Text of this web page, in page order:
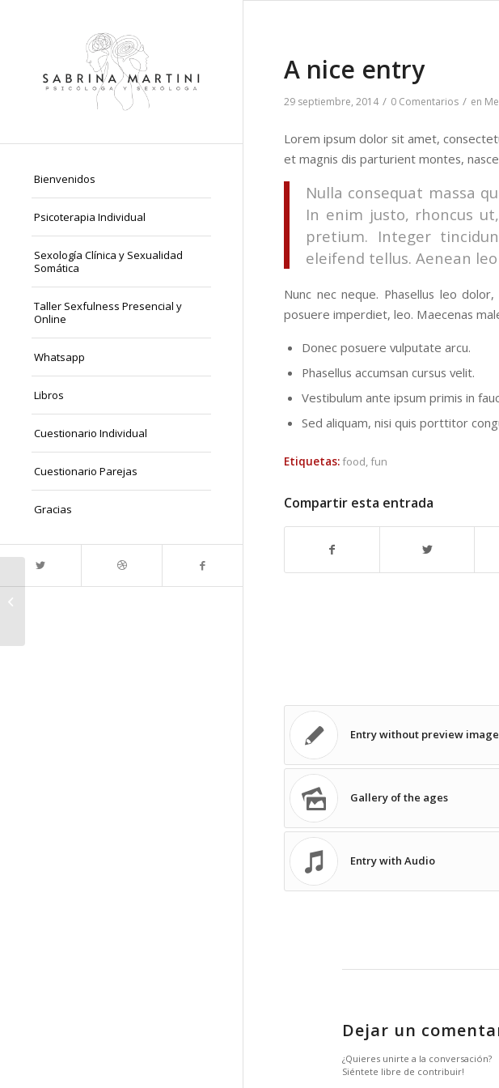
Bienvenidos
Psicoterapia Individual
Sexología Clínica y Sexualidad
Somática
Taller Sexfulness Presencial y
Online
Whatsapp
Libros
Cuestionario Individual
Cuestionario Parejas
Gracias
A nice entry
29 septiembre, 2014 / 0 Comentarios / en
Lorem ipsum dolor sit amet,
et magnis dis parturient montes,
Nulla consequat massa
In enim justo, rhoncus
pretium. Integer
eleifend tellus. Aenean
Nunc nec neque. Phasellus leo
posuere imperdiet, leo. Maecenas
Donec posuere vulputate arcu.
Phasellus accumsan cursus velit.
Vestibulum ante ipsum primis in
Sed aliquam, nisi quis porttitor
Etiquetas:food fun
Compartir esta entrada
Entry without preview image
Gallery of the ages
Entry with Audio
Dejar un
¿Quieres unirte a la conversación?
Siéntete libre de contribuir!